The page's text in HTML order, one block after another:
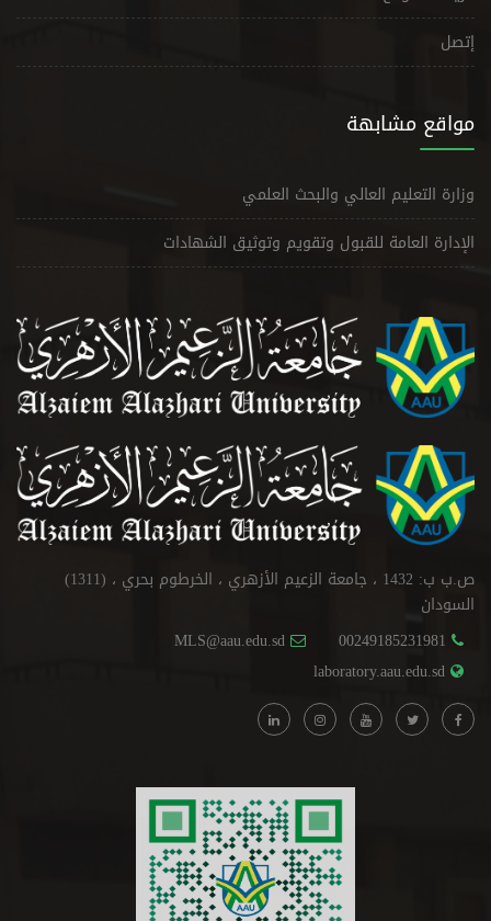
إتصل
مواقع مشابهة
وزارة التعليم العالي والبحث العلمي
الإدارة العامة للقبول وتقويم وتوثيق الشهادات
ص.ب ب: 1432 ، جامعة الزعيم الأزهري ، الخرطوم بحري ، (1311)
السودان
00249185231981
MLS@aau.edu.sd
laboratory.aau.edu.sd